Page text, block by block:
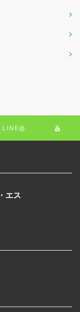
LINE@
エス